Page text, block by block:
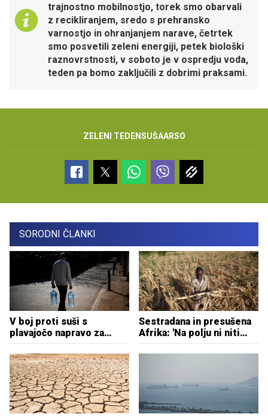
trajnostno mobilnostjo, torek smo obarvali
z recikliranjem, sredo s prehransko
varnostjo in ohranjanjem narave, četrtek
smo posvetili zeleni energiji, petek biološki
raznovrstnosti, v soboto je v ospredju voda,
teden pa bomo zaključili z dobrimi praksami.
ZELENI TEDENSUŠAARSO
SORODNI ČLANKI
V boj proti suši s
plavajočo napravo za
razsoljevanje
Sestradana in presušena
Afrika: 'Na polju ni niti
enega zrna'